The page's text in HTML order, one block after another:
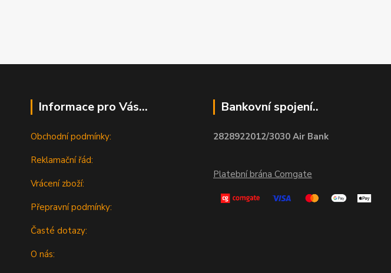
Informace pro Vás...
Obchodní podmínky:
Reklamační řád:
Vrácení zboží:
Přepravní podmínky:
Časté dotazy:
O nás:
Bankovní spojení..
2828922012/3030 Air Bank
Platební brána Comgate